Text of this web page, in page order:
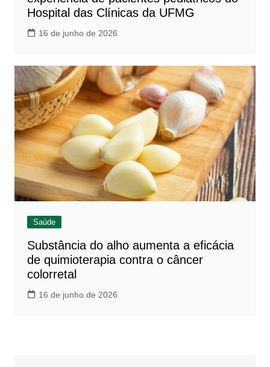
Hospital das Clínicas da UFMG
16 de junho de 2026
Saúde
Substância do alho aumenta a eficácia
de quimioterapia contra o câncer
colorretal
16 de junho de 2026